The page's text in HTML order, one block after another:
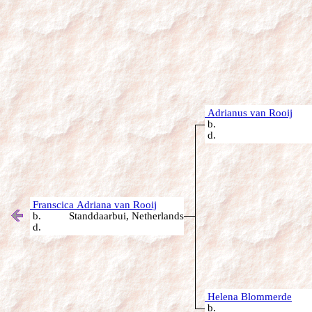
Adrianus van Rooij
b.
d.
Franscica Adriana van Rooij
b. Standdaarbui, Netherlands
d.
Helena Blommerde
b.